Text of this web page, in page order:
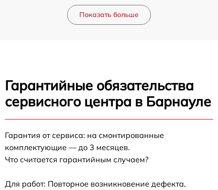
Показать больше
Гарантийные обязательства
сервисного центра в Барнауле
Гарантия от сервиса: на смонтированные
комплектующие — до 3 месяцев.
Что считается гарантийным случаем?
Для работ: Повторное возникновение дефекта,